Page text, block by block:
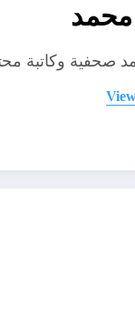
محمد
صحفية وكاتبة